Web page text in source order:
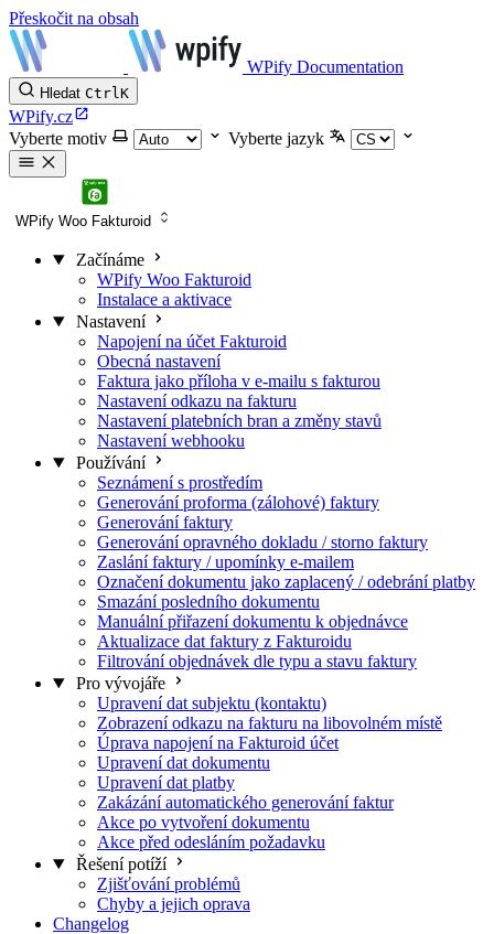
Přeskočit na obsah
WPify Documentation
Hledat CtrlK
WPify.cz
Vyberte motiv
Vyberte jazyk
WPify Woo Fakturoid
Začínáme
WPify Woo Fakturoid
Instalace a aktivace
Nastavení
Napojení na účet Fakturoid
Obecná nastavení
Faktura jako příloha v e-mailu s fakturou
Nastavení odkazu na fakturu
Nastavení platebních bran a změny stavů
Nastavení webhooku
Používání
Seznámení s prostředím
Generování proforma (zálohové) faktury
Generování faktury
Generování opravného dokladu / storno faktury
Zaslání faktury / upomínky e-mailem
Označení dokumentu jako zaplacený / odebrání platby
Smazání posledního dokumentu
Manuální přiřazení dokumentu k objednávce
Aktualizace dat faktury z Fakturoidu
Filtrování objednávek dle typu a stavu faktury
Pro vývojáře
Upravení dat subjektu (kontaktu)
Zobrazení odkazu na fakturu na libovolném místě
Úprava napojení na Fakturoid účet
Upravení dat dokumentu
Upravení dat platby
Zakázání automatického generování faktur
Akce po vytvoření dokumentu
Akce před odesláním požadavku
Řešení potíží
Zjišťování problémů
Chyby a jejich oprava
Changelog